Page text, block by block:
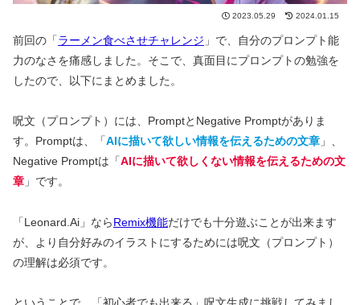
2023.05.29 2024.01.15
前回の「ラーメン食べさせチャレンジ 」で、自分のプロンプト能
力のなさを痛感しました。そこで、真面目にプロンプトの勉強を
したので、以下にまとめました。
呪文（プロンプト）には、PromptとNegative Promptがありま
す。Promptは、「AIに描いて欲しい情報を伝えるための文章 」、
Negative Promptは「AIに描いて欲しくない情報を伝えるための文
章 」です。
「Leonard.Ai」ならRemix機能だけでも十分遊ぶことが出来ます
が、より自分好みのイラストにするためには呪文（プロンプト）
の理解は必須です。
ということで、「初心者でも出来る」呪文生成に挑戦してみまし